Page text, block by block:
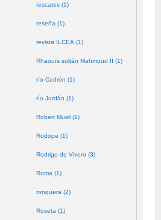
rescates (1)
reseña (1)
revista ILCEA (1)
Rhaouïs sultán Mahmoud II (1)
río Cedrón (1)
río Jordán (1)
Robert Musil (1)
Rodope (1)
Rodrigo de Vivero (3)
Roma (1)
ronquera (2)
Roseta (1)